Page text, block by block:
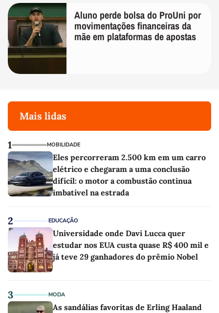
Aluno perde bolsa do ProUni por
movimentações financeiras da
mãe em plataformas de apostas
Mais lidas
1 MOBILIDADE
Eles percorreram 2.500 km em um carro
elétrico e chegaram a uma conclusão
difícil: o motor a combustão continua
imbatível na estrada
2 EDUCAÇÃO
Universidade onde Davi Lucca quer
estudar nos EUA custa quase R$ 400 mil e
já teve 29 ganhadores do prêmio Nobel
3 MODA
As sandálias favoritas de Erling Haaland